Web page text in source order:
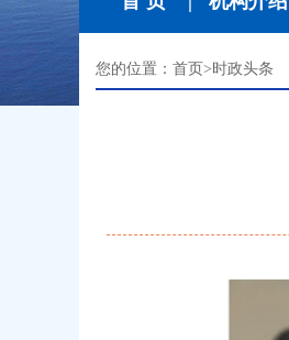
您的位置： 首页 >时政头条